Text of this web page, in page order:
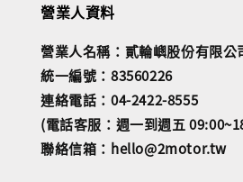
營業人資料
營業人名稱：貳輪嶼股份有限公
統一編號：83560226
連絡電話：04-2422-8555
(電話客服：週一到週五
聯絡信箱：hello@2motor.tw